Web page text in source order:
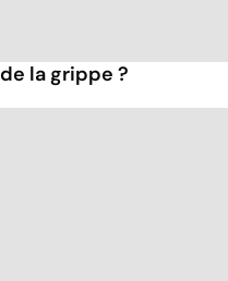
la grippe ?